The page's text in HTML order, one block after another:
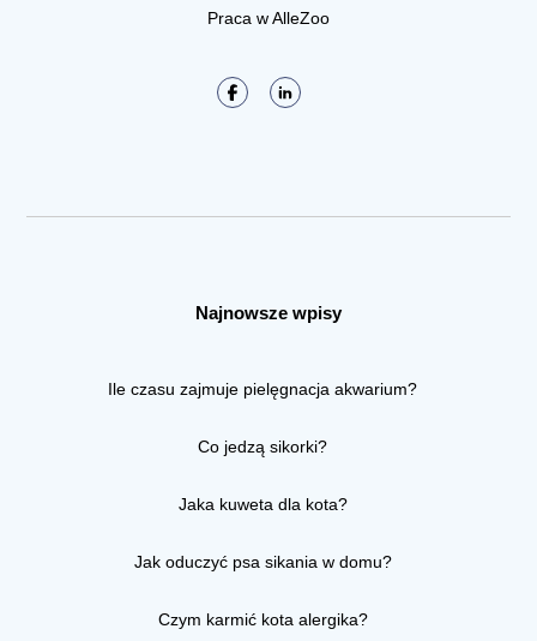
Praca w AlleZoo
Najnowsze wpisy
Ile czasu zajmuje pielęgnacja akwarium?
Co jedzą sikorki?
Jaka kuweta dla kota?
Jak oduczyć psa sikania w domu?
Czym karmić kota alergika?